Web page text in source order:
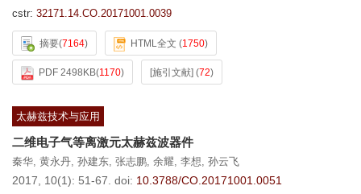
cstr: 32171.14.CO.20171001.0039
摘要(7164) HTML全文 (1750)
PDF 2498KB(1170) [施引文献] (72)
太赫兹技术与应用
二维电子气等离激元太赫兹波器件
秦华, 黄永丹, 孙建东, 张志鹏, 余耀, 李想, 孙云飞
2017, 10(1): 51-67. doi: 10.3788/CO.20171001.0051